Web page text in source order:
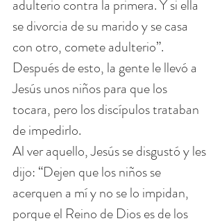
adulterio contra la primera. Y si ella
se divorcia de su marido y se casa
con otro, comete adulterio”.
Después de esto, la gente le llevó a
Jesús unos niños para que los
tocara, pero los discípulos trataban
de impedirlo.
Al ver aquello, Jesús se disgustó y les
dijo: “Dejen que los niños se
acerquen a mí y no se lo impidan,
porque el Reino de Dios es de los